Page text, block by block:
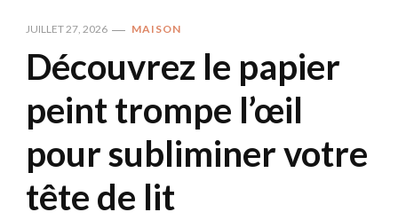
JUILLET 27, 2026 MAISON
Découvrez le papier
peint trompe l’œil
pour subliminer votre
tête de lit